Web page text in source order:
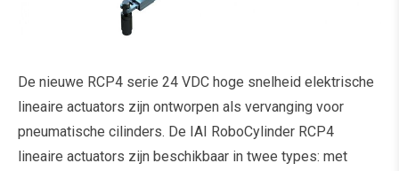
De nieuwe RCP4 serie 24 VDC hoge snelheid elektrische
lineaire actuators zijn ontworpen als vervanging voor
pneumatische cilinders. De IAI RoboCylinder RCP4
lineaire actuators zijn beschikbaar in twee types: met